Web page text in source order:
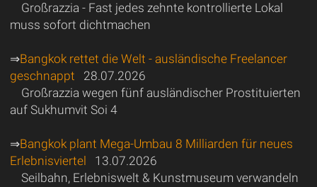
Großrazzia - Fast jedes zehnte kontrollierte Lokal
muss sofort dichtmachen
⇒Bangkok rettet die Welt - ausländische Freelancer
geschnappt 28.07.2026
Großrazzia wegen fünf ausländischer Prostituierten
auf Sukhumvit Soi 4
⇒Bangkok plant Mega-Umbau 8 Milliarden für neues
Erlebnisviertel
13.07.2026
Seilbahn, Erlebniswelt & Kunstmuseum verwandeln